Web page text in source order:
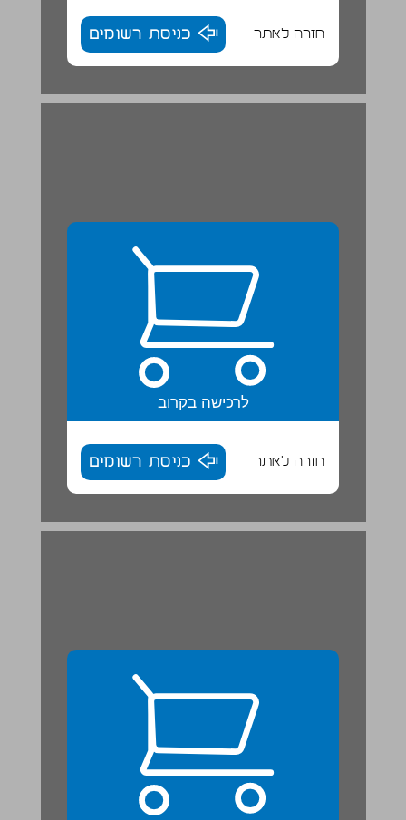
חזרה לאתר כניסת רשומים
לרכישה בקרוב
חזרה לאתר כניסת רשומים